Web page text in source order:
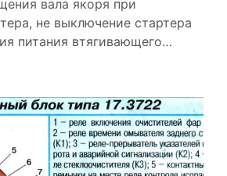
вала якоря при
не выключение стартера
питания втягивающего…